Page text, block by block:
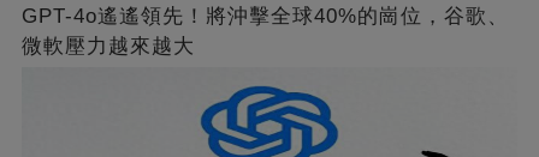
GPT-4o遙遙領先！將沖擊全球40%的崗位，谷歌、
微軟壓力越來越大